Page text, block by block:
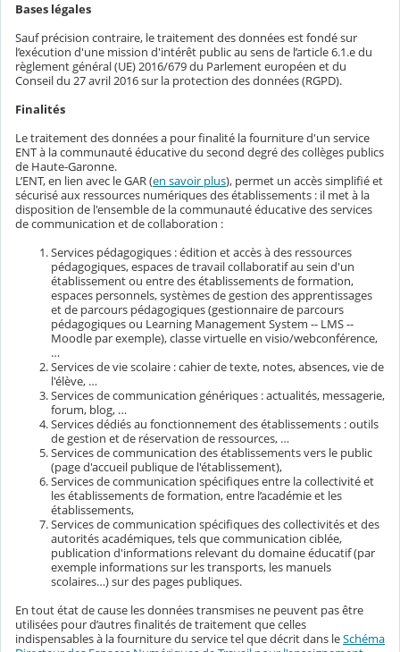
Bases légales
Sauf précision contraire, le traitement des données est fondé sur
l’exécution d'une mission d'intérêt public au sens de l’article 6.1.e du
règlement général (UE) 2016/679 du Parlement européen et du
Conseil du 27 avril 2016 sur la protection des données (RGPD).
Finalités
Le traitement des données a pour finalité la fourniture d'un service
ENT à la communauté éducative du second degré des collèges publics
de Haute-Garonne.
L’ENT, en lien avec le GAR (en savoir plus), permet un accès simplifié et
sécurisé aux ressources numériques des établissements : il met à la
disposition de l'ensemble de la communauté éducative des services
de communication et de collaboration :
Services pédagogiques : édition et accès à des ressources
pédagogiques, espaces de travail collaboratif au sein d'un
établissement ou entre des établissements de formation,
espaces personnels, systèmes de gestion des apprentissages
et de parcours pédagogiques (gestionnaire de parcours
pédagogiques ou Learning Management System -- LMS --
Moodle par exemple), classe virtuelle en visio/webconférence,
…
Services de vie scolaire : cahier de texte, notes, absences, vie de
l'élève, …
Services de communication génériques : actualités, messagerie,
forum, blog, …
Services dédiés au fonctionnement des établissements : outils
de gestion et de réservation de ressources, …
Services de communication des établissements vers le public
(page d'accueil publique de l'établissement),
Services de communication spécifiques entre la collectivité et
les établissements de formation, entre l’académie et les
établissements,
Services de communication spécifiques des collectivités et des
autorités académiques, tels que communication ciblée,
publication d'informations relevant du domaine éducatif (par
exemple informations sur les transports, les manuels
scolaires…) sur des pages publiques.
En tout état de cause les données transmises ne peuvent pas être
utilisées pour d’autres finalités de traitement que celles
indispensables à la fourniture du service tel que décrit dans leSchéma